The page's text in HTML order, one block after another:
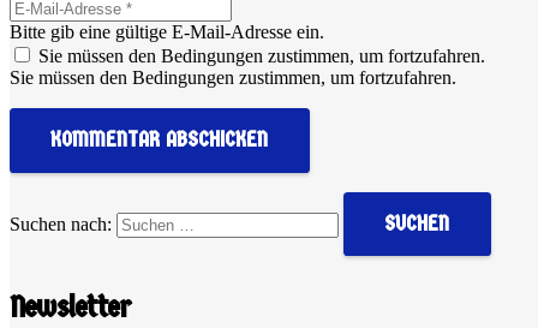
Bitte gib eine gültige E-Mail-Adresse ein.
Sie müssen den Bedingungen zustimmen, um fortzufahren.
Sie müssen den Bedingungen zustimmen, um fortzufahren.
KOMMENTAR ABSCHICKEN
Suchen nach:
Newsletter